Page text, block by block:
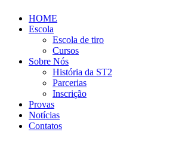
HOME
Escola
Escola de tiro
Cursos
Sobre Nós
História da ST2
Parcerias
Inscrição
Provas
Notícias
Contatos